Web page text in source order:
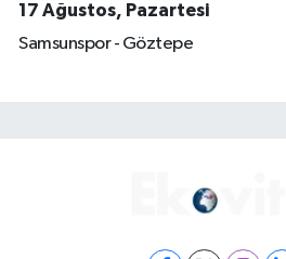
17 Ağustos, Pazartesi
Samsunspor - Göztepe